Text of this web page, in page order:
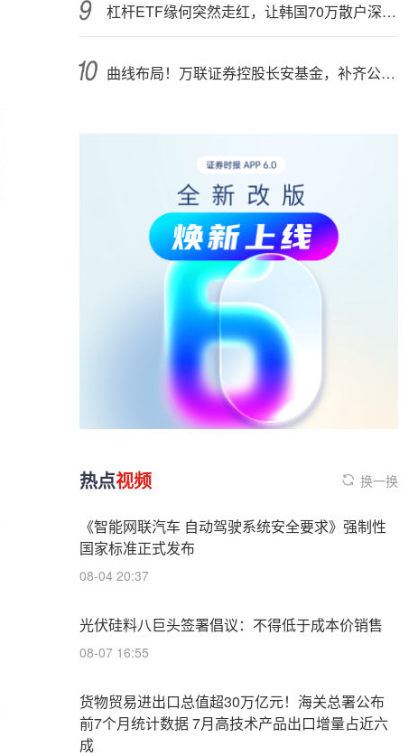
杠杆ETF缘何突然走红，让韩国70万散户深陷泥潭？
曲线布局！万联证券控股长安基金，补齐公募业务关键拼图
热点视频 换一换
《智能网联汽车 自动驾驶系统安全要求》强制性
国家标准正式发布
08-04 20:37
光伏硅料八巨头签署倡议：不得低于成本价销售
08-07 16:55
货物贸易进出口总值超30万亿元！海关总署公布
前7个月统计数据 7月高技术产品出口增量占近六
成